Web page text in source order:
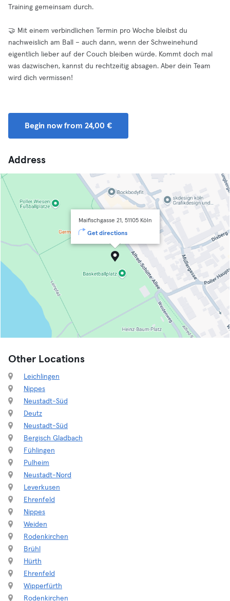
Training gemeinsam durch.
🤝 Mit einem verbindlichen Termin pro Woche bleibst du
nachweislich am Ball – auch dann, wenn der Schweinehund
eigentlich lieber auf der Couch bleiben würde. Kommt doch mal
was dazwischen, kannst du rechtzeitig absagen. Aber dein Team
wird dich vermissen!
Begin now from 24,00 €
Address
Maifischgasse 21, 51105 Köln
Get directions
Other Locations
Leichlingen
Nippes
Neustadt-Süd
Deutz
Neustadt-Süd
Bergisch Gladbach
Fühlingen
Pulheim
Neustadt-Nord
Leverkusen
Ehrenfeld
Nippes
Weiden
Rodenkirchen
Brühl
Hürth
Ehrenfeld
Wipperfürth
Rodenkirchen